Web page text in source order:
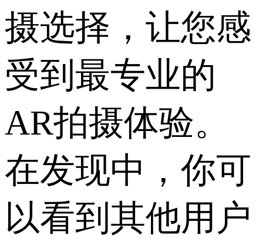
摄选择，让您感
受到最专业的
AR拍摄体验。
在发现中，你可
以看到其他用户